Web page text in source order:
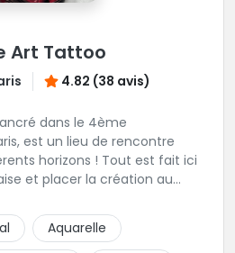
Art Tattoo
4.82 (38 avis)
dans le 4ème
est un lieu de rencontre
horizons ! Tout est fait ici
et placer la création au
Aquarelle